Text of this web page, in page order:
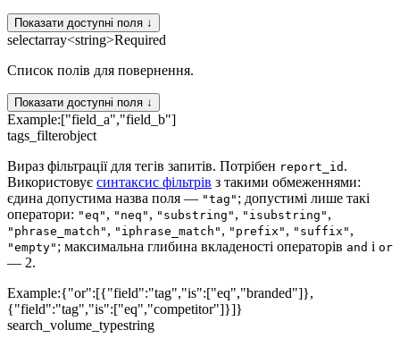
Показати доступні поля ↓
selectarray<string>Required
Список полів для повернення.
Показати доступні поля ↓
Example:["field_a","field_b"]
tags_filterobject
Вираз фільтрації для тегів запитів. Потрібен report_id .
Використовує синтаксис фільтрів з такими обмеженнями:
єдина допустима назва поля — "tag" ; допустимі лише такі
оператори: "eq" , "neq" , "substring" , "isubstring" ,
"phrase_match" , "iphrase_match" , "prefix" , "suffix" ,
"empty" ; максимальна глибина вкладеності операторів and і or
— 2.
Example:{"or":[{"field":"tag","is":["eq","branded"]},
{"field":"tag","is":["eq","competitor"]}]}
search_volume_typestring